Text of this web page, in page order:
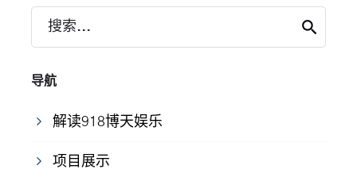
搜索...
导航
解读918博天娱乐
项目展示